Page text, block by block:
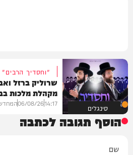
סינגלים
"וחסדיך הרבים"
שרוליק ברזל
מקהלת מלכות
14:17
06/08/26המחדש
הוסף תגובה לכתבה